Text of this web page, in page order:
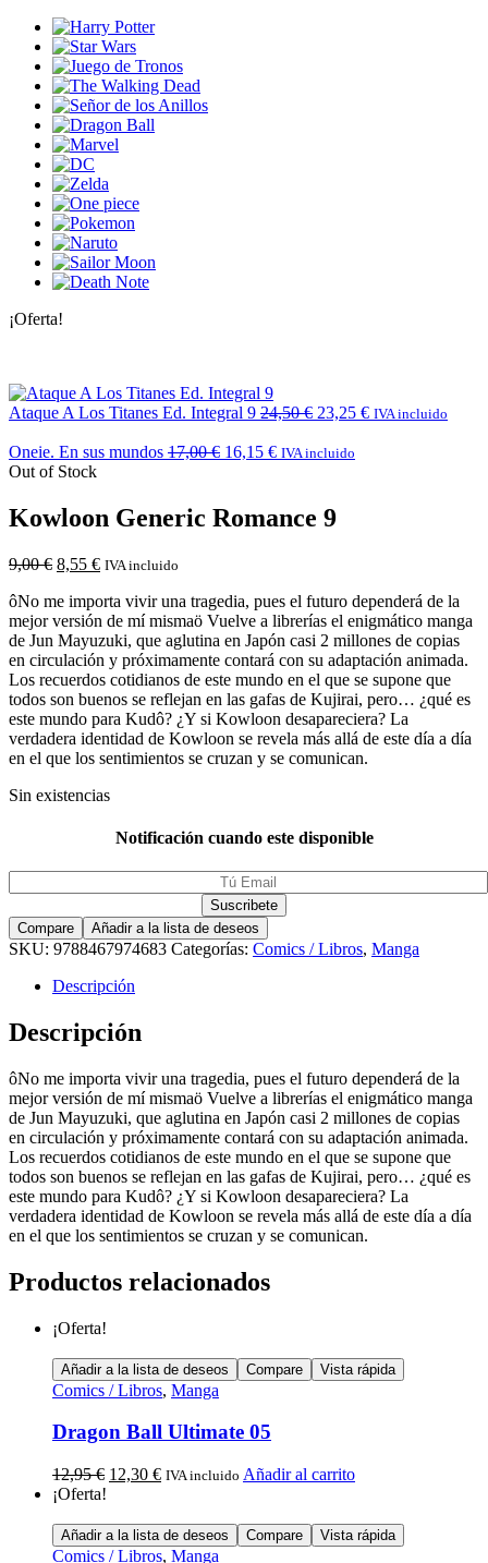
¡Oferta!
Ataque A Los Titanes Ed. Integral 9 24,50€ 23,25 € IVA incluido
Oneie. En sus mundos 17,00€ 16,15 € IVA incluido
Out of Stock
Kowloon Generic Romance 9
9,00€ 8,55 € IVA incluido
ôNo me importa vivir una tragedia, pues el futuro dependerá de la
mejor versión de mí mismaö Vuelve a librerías el enigmático manga
de Jun Mayuzuki, que aglutina en Japón casi 2 millones de copias
en circulación y próximamente contará con su adaptación animada.
Los recuerdos cotidianos de este mundo en el que se supone que
todos son buenos se reflejan en las gafas de Kujirai, pero… ¿qué es
este mundo para Kudô? ¿Y si Kowloon desapareciera? La
verdadera identidad de Kowloon se revela más allá de este día a día
en el que los sentimientos se cruzan y se comunican.
Sin existencias
Notificación cuando este disponible
Compare Añadir a la lista de deseos
SKU: 9788467974683 Categorías: Comics / Libros, Manga
Descripción
Descripción
ôNo me importa vivir una tragedia, pues el futuro dependerá de la
mejor versión de mí mismaö Vuelve a librerías el enigmático manga
de Jun Mayuzuki, que aglutina en Japón casi 2 millones de copias
en circulación y próximamente contará con su adaptación animada.
Los recuerdos cotidianos de este mundo en el que se supone que
todos son buenos se reflejan en las gafas de Kujirai, pero… ¿qué es
este mundo para Kudô? ¿Y si Kowloon desapareciera? La
verdadera identidad de Kowloon se revela más allá de este día a día
en el que los sentimientos se cruzan y se comunican.
Productos relacionados
¡Oferta!
Añadir a la lista de deseos Compare Vista rápida
Comics / Libros, Manga
Dragon Ball Ultimate 05
12,95€ 12,30 € IVA incluido Añadir al carrito
¡Oferta!
Añadir a la lista de deseos Compare Vista rápida
Comics / Libros, Manga